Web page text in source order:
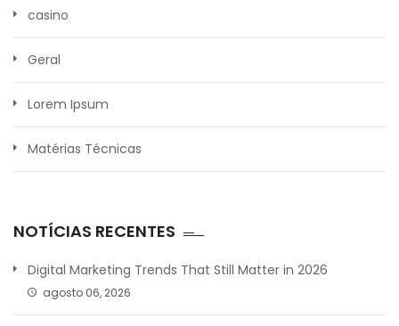
casino
Geral
Lorem Ipsum
Matérias Técnicas
NOTÍCIAS RECENTES
Digital Marketing Trends That Still Matter in 2026
agosto 06, 2026